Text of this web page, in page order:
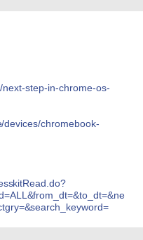
step-in-chrome-os-
devices/chromebook-